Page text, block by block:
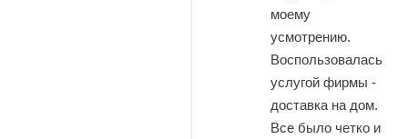
моему
усмотрению.
Воспользовалась
услугой фирмы -
доставка на дом.
Все было четко и